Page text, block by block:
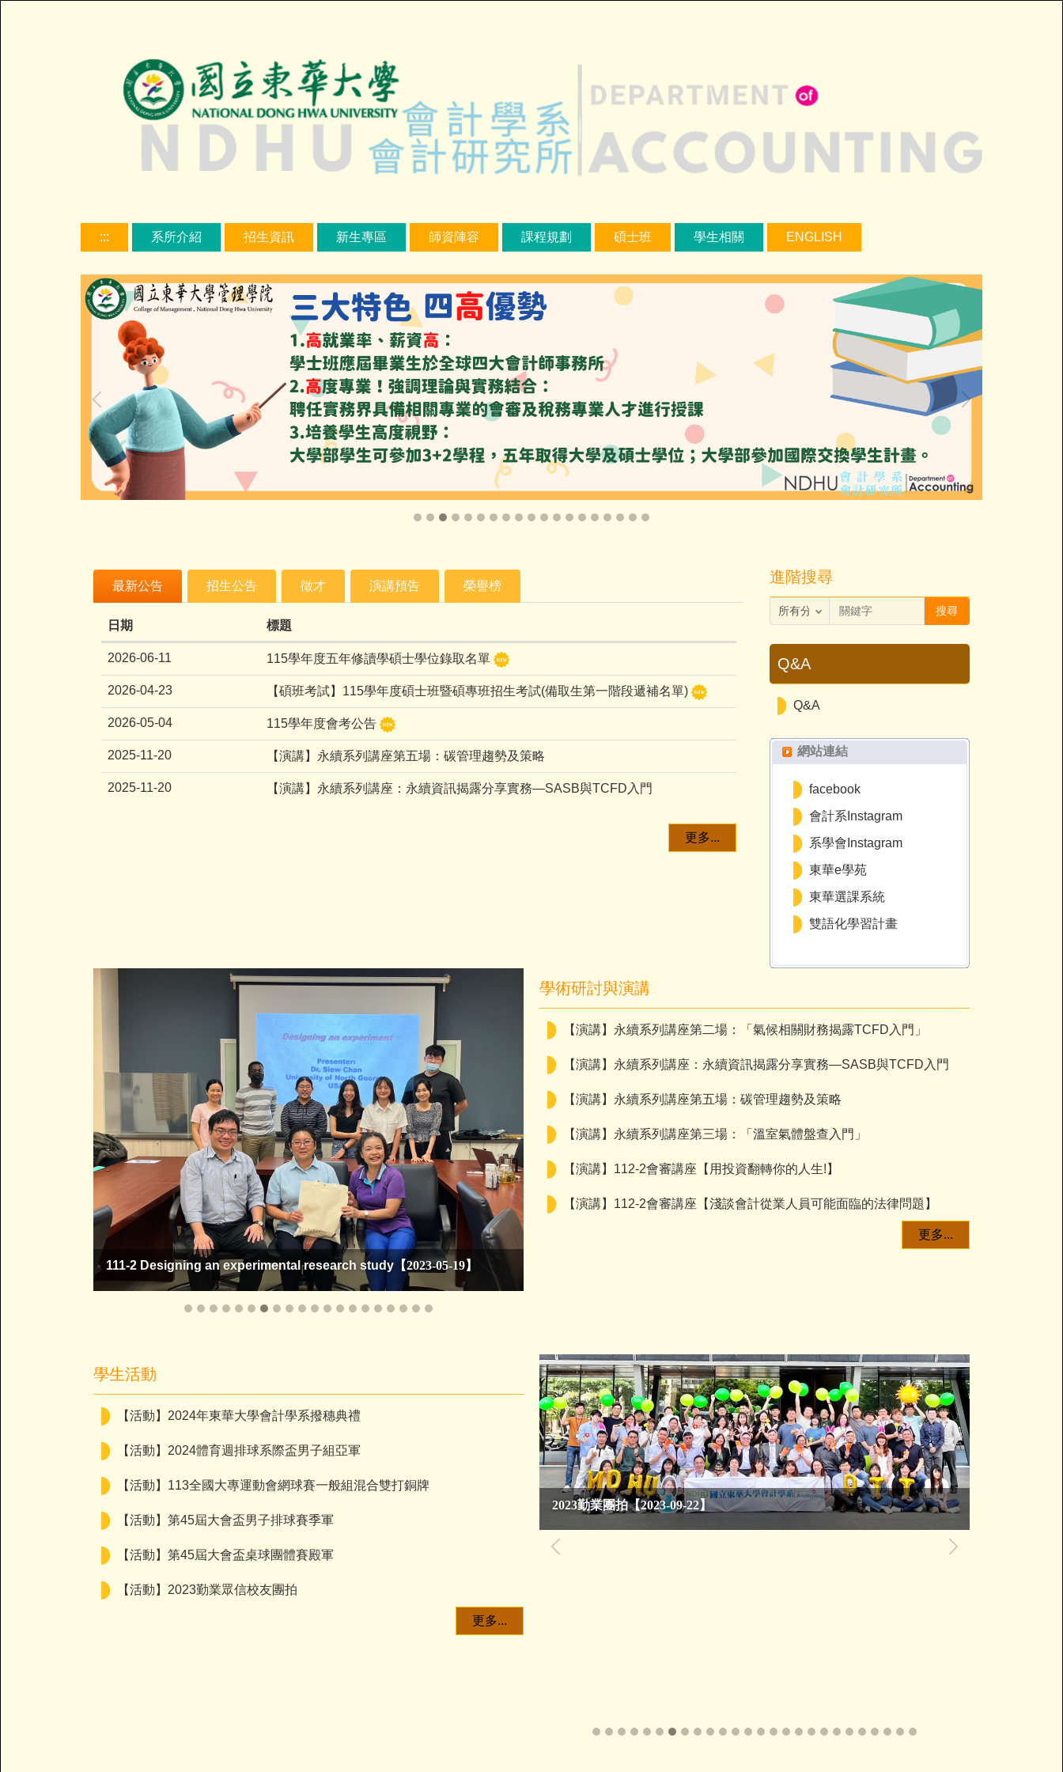
::: 系所介紹 招生資訊 新生專區 師資陣容 課程規劃 碩士班 學生相關 ENGLISH
最新公告 招生公告 徵才 演講預告 榮譽榜
日期 標題
2026-06-11 115學年度五年修讀學碩士學位錄取名單
2026-04-23 【碩班考試】115學年度碩士班暨碩專班招生考試(備取生第一階段遞補名單)
2026-05-04 115學年度會考公告
2025-11-20 【演講】永續系列講座第五場：碳管理趨勢及策略
2025-11-20 【演講】永續系列講座：永續資訊揭露分享實務—SASB與TCFD入門
更多...
進階搜尋
搜尋
Q&A
Q&A
網站連結
facebook
會計系Instagram
系學會Instagram
東華e學苑
東華選課系統
雙語化學習計畫
111-2 Designing an experimental research study 【2023-05-19】
學術研討與演講
【演講】永續系列講座第二場：「氣候相關財務揭露TCFD入門」
【演講】永續系列講座：永續資訊揭露分享實務—SASB與TCFD入門
【演講】永續系列講座第五場：碳管理趨勢及策略
【演講】永續系列講座第三場：「溫室氣體盤查入門」
【演講】112-2會審講座【用投資翻轉你的人生!】
【演講】112-2會審講座【淺談會計從業人員可能面臨的法律問題】
更多...
學生活動
【活動】2024年東華大學會計學系撥穗典禮
【活動】2024體育週排球系際盃男子組亞軍
【活動】113全國大專運動會網球賽一般組混合雙打銅牌
【活動】第45屆大會盃男子排球賽季軍
【活動】第45屆大會盃桌球團體賽殿軍
【活動】2023勤業眾信校友團拍
更多...
2023勤業團拍【2023-09-22】